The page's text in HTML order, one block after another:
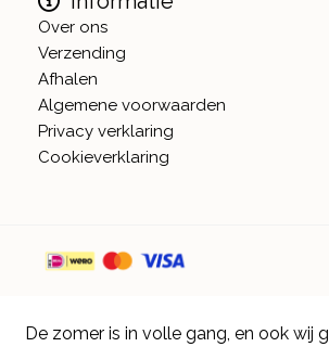
Over ons
Verzending
Afhalen
Algemene voorwaarden
Privacy verklaring
Cookieverklaring
De zomer is in volle gang, en ook wij